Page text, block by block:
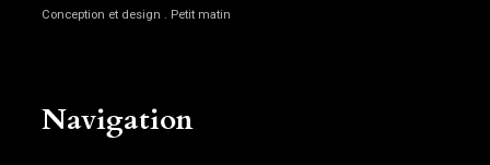
Conception et design . Petit matin
Navigation